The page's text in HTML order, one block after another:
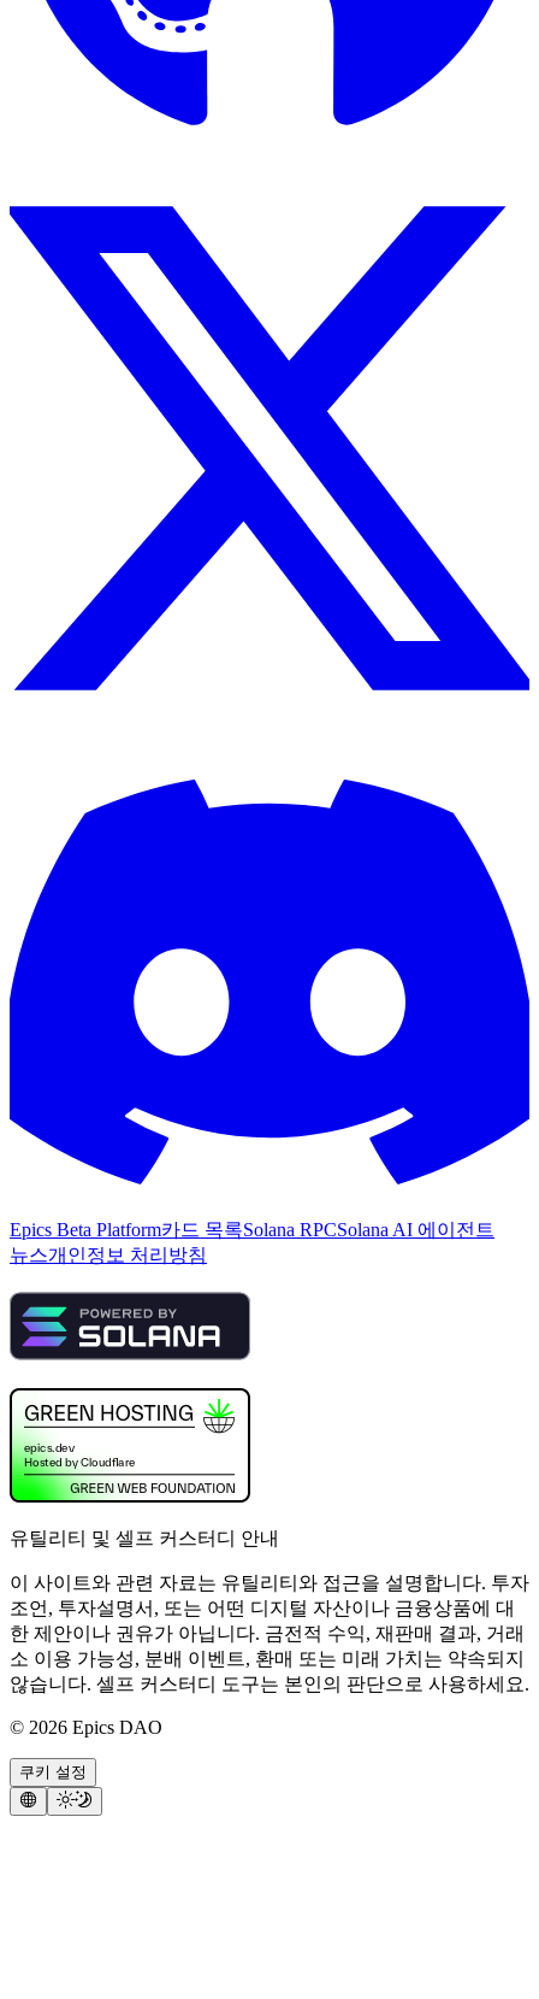
Epics Beta Platform카드 목록Solana RPCSolana AI 에이전트
뉴스개인정보 처리방침
유틸리티 및 셀프 커스터디 안내
이 사이트와 관련 자료는 유틸리티와 접근을 설명합니다. 투자
조언, 투자설명서, 또는 어떤 디지털 자산이나 금융상품에 대
한 제안이나 권유가 아닙니다. 금전적 수익, 재판매 결과, 거래
소 이용 가능성, 분배 이벤트, 환매 또는 미래 가치는 약속되지
않습니다. 셀프 커스터디 도구는 본인의 판단으로 사용하세요.
© 2026 Epics DAO
쿠키 설정